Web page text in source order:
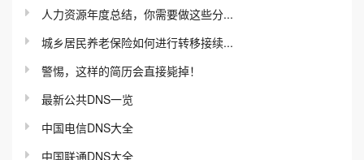
人力资源年度总结，你需要做这些分...
城乡居民养老保险如何进行转移接续...
警惕，这样的简历会直接毙掉！
最新公共DNS一览
中国电信DNS大全
中国联通DNS大全